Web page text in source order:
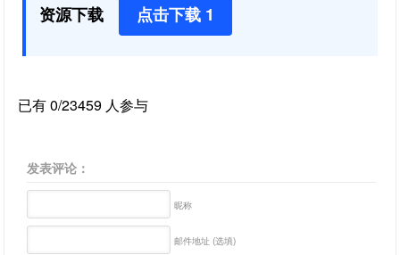
资源下载 点击下载 1
已有 0/23459 人参与
发表评论：
昵称
邮件地址 (选填)